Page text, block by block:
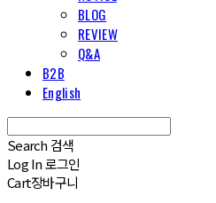
BLOG
REVIEW
Q&A
B2B
English
Search 검색
Log In로그인
Cart장바구니